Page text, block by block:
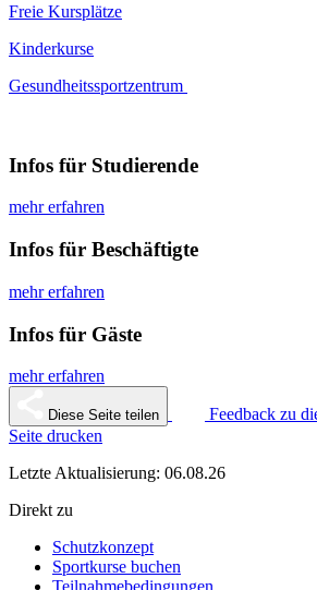
Freie Kursplätze
Kinderkurse
Gesundheitssportzentrum
Infos für Studierende
mehr erfahren
Infos für Beschäftigte
mehr erfahren
Infos für Gäste
mehr erfahren
Diese Seite teilen Feedback zu
Seite drucken
Letzte Aktualisierung: 06.08.26
Direkt zu
Schutzkonzept
Sportkurse buchen